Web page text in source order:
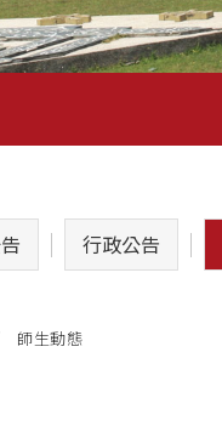
行政公告
師生動態